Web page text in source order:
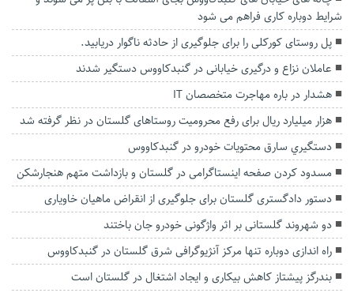
شرایط دوباره کاری فراهم می شود
پل روستای کورکلی را برای جلوگیری از حادثه ناگوار دریابید.
عاملان نزاع و درگیری خیابانی در گنبدکاووس دستگیر شدند
هشدار در باره مهاجرت متخصصان IT
هزار میلیارد ریال برای رفع محرومیت‌ روستاهای گلستان در نظر گرفته شد
دستگيري سارق محتويات خودرو در گنبدكاووس
مسدود کردن صفحه اینستاگرامی در گلستان و بازداشت متهم هنجارشکن
دستور دادگستری گلستان برای جلوگیری از انقراض ماهیان خاویاری
دو شهروند گلستانی بر اثر واژگونی خودرو جان باختند
راه اندازی دوباره تنها مرکز آنژیوگرافی شرق گلستان در گنبدکاووس
بندرگز پیشتاز کاهش بیکاری و ایجاد اشتغال در گلستان است